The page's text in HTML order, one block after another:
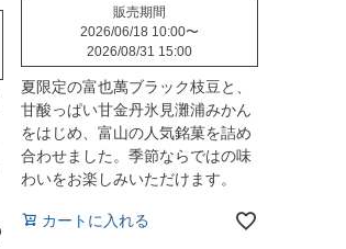
販売期間
2026/06/18 10:00〜
2026/08/31 15:00
夏限定の富也萬ブラック枝豆と、
甘酸っぱい甘金丹氷見灘浦みかん
をはじめ、富山の人気銘菓を詰め
合わせました。季節ならではの味
わいをお楽しみいただけます。
カートに入れる